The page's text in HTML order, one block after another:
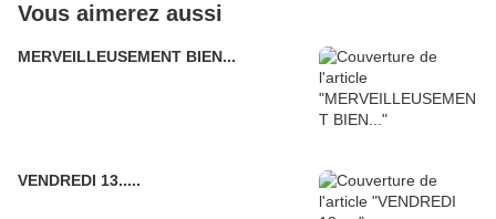
Vous aimerez aussi
MERVEILLEUSEMENT BIEN...
VENDREDI 13.....